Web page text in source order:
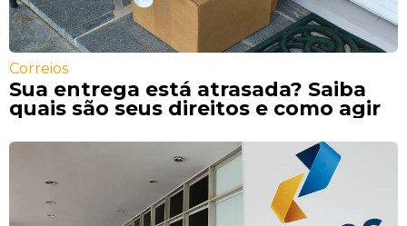
Correios
Sua entrega está atrasada? Saiba
quais são seus direitos e como agir